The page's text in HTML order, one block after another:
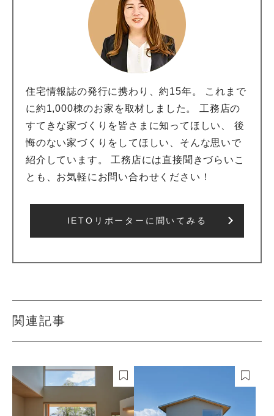
住宅情報誌の発行に携わり、約15年。 これまで
に約1,000棟のお家を取材しました。 工務店の
すてきな家づくりを皆さまに知ってほしい、 後
悔のない家づくりをしてほしい、そんな思いで
紹介しています。 工務店には直接聞きづらいこ
とも、お気軽にお問い合わせください！
IETOリポーターに聞いてみる
関連記事